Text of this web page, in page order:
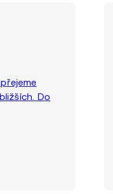
Do